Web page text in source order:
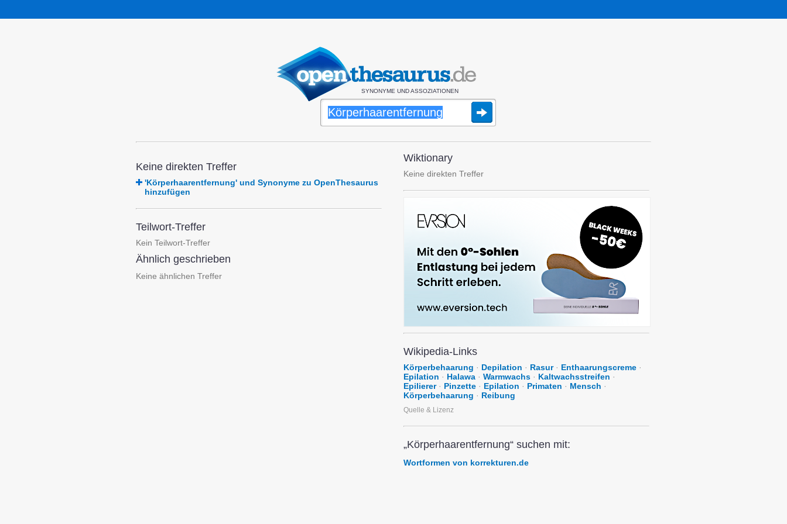
SYNONYME UND ASSOZIATIONEN
Keine direkten Treffer
'Körperhaarentfernung' und Synonyme zu OpenThesaurus
hinzufügen
Teilwort-Treffer
Kein Teilwort-Treffer
Ähnlich geschrieben
Keine ähnlichen Treffer
Wiktionary
Keine direkten Treffer
Wikipedia-Links
Körperbehaarung · Depilation · Rasur· Enthaarungscreme ·
Epilation · Halawa · Warmwachs · Kaltwachsstreifen ·
Epilierer· Pinzette · Epilation · Primaten · Mensch ·
Körperbehaarung · Reibung
Quelle & Lizenz
„Körperhaarentfernung“ suchen mit:
Wortformen von korrekturen.de